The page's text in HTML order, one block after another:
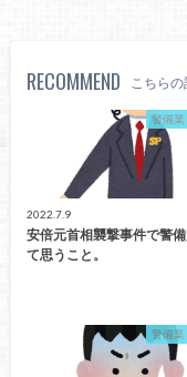
RECOMMEND こちらの
警備業
2022.7.9
安倍元首相襲撃事件で警
て思うこと。
警備業